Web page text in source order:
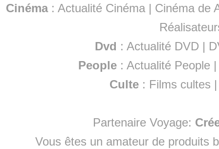
Cinéma: Actualité Cinéma | Cinéma de
Dvd : Actualité DVD |
People :Actualité People
Culte : Films cultes
Partenaire Voyage:
Vous êtes un amateur de produits